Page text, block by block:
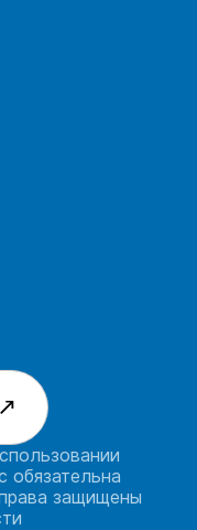
обязательна
защищены